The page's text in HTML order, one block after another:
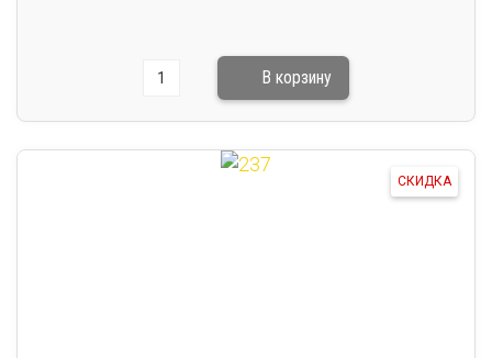
СКИДКА